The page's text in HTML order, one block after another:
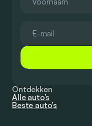
Ontdekken
Alle auto’s
Beste auto’s